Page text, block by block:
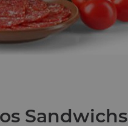
Sandwichs